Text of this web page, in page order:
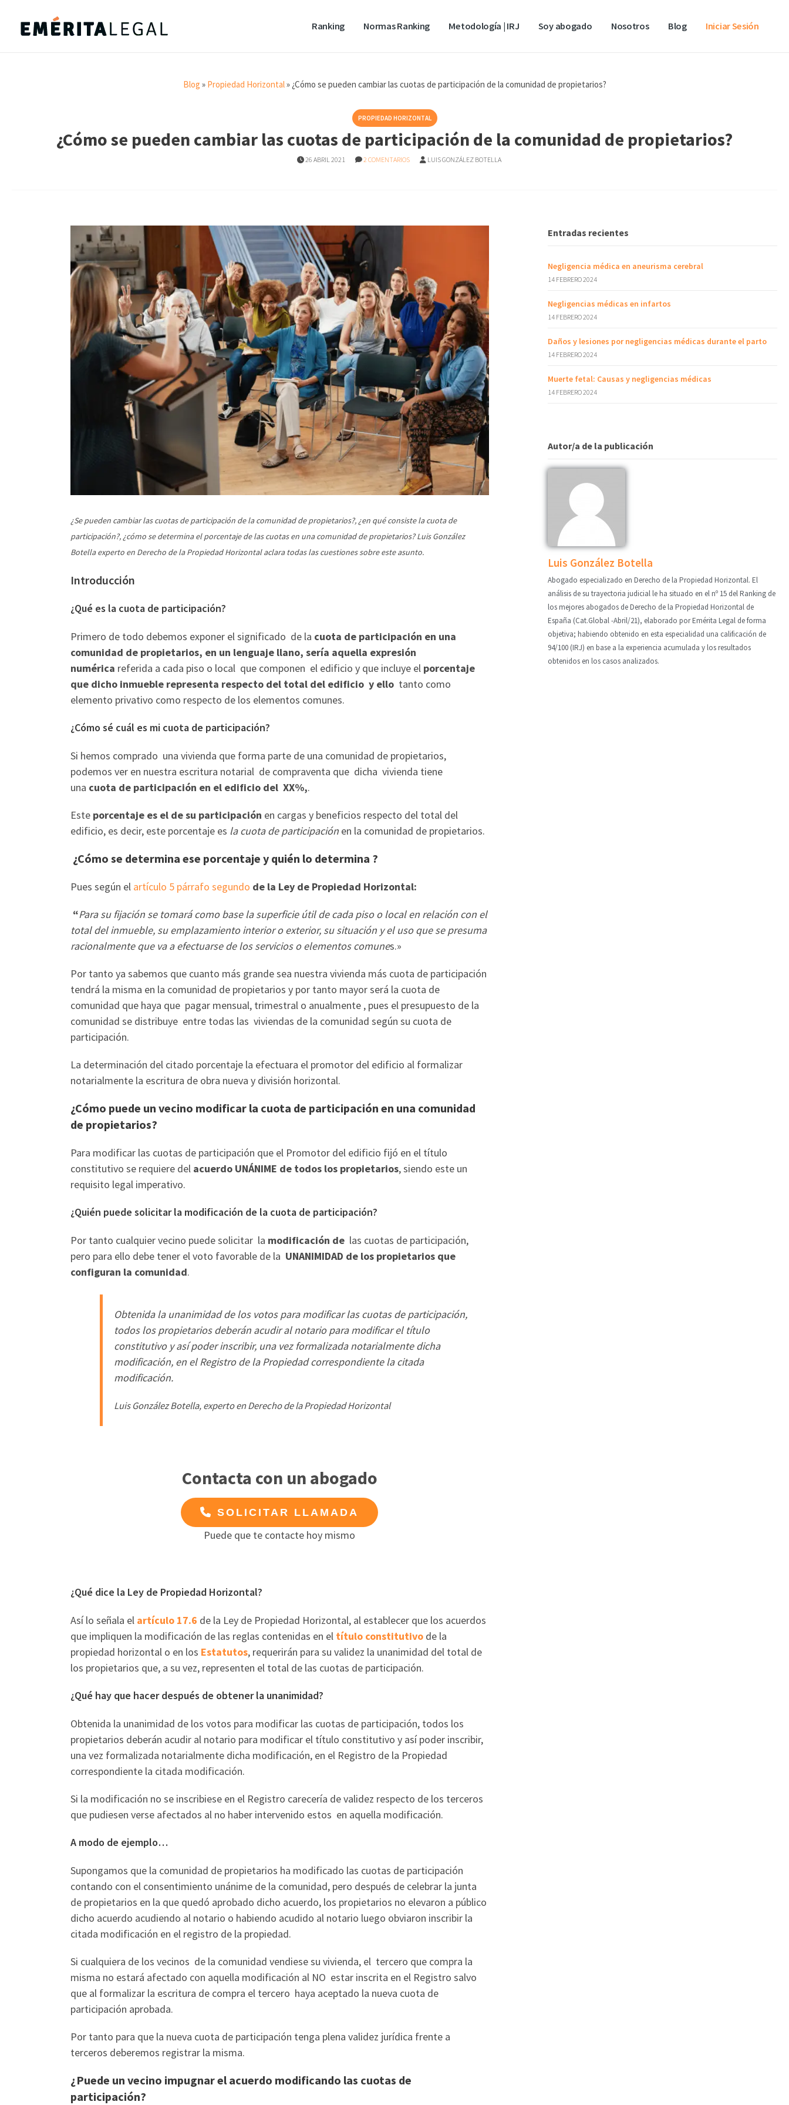
Ranking Normas Ranking Metodología | IRJ Soy abogado Nosotros Blog Iniciar Sesión
Blog » Propiedad Horizontal» ¿Cómo se pueden cambiar las cuotas de participación de la comunidad de propietarios?
PROPIEDAD HORIZONTAL
¿Cómo se pueden cambiar las cuotas de participación de la comunidad de propietarios?
26 ABRIL 2021 2 COMENTARIOS LUIS GONZÁLEZ BOTELLA
¿Se pueden cambiar las cuotas de participación de la comunidad de propietarios?, ¿en qué consiste la cuota de
participación?, ¿cómo se determina el porcentaje de las cuotas en una comunidad de propietarios? Luis González
Botella experto en Derecho de la Propiedad Horizontal aclara todas las cuestiones sobre este asunto.
Introducción
¿Qué es la cuota de participación?
Primero de todo debemos exponer el significado de la cuota de participación en una
comunidad de propietarios, en un lenguaje llano, sería aquella expresión
numérica referida a cada piso o local que componen el edificio y que incluye el porcentaje
que dicho inmueble representa respecto del total del edificio y ello tanto como
elemento privativo como respecto de los elementos comunes.
¿Cómo sé cuál es mi cuota de participación?
Si hemos comprado una vivienda que forma parte de una comunidad de propietarios,
podemos ver en nuestra escritura notarial de compraventa que dicha vivienda tiene
una cuota de participación en el edificio del XX%,.
Este porcentaje es el de su participación en cargas y beneficios respecto del total del
edificio, es decir, este porcentaje es la cuota de participación en la comunidad de propietarios.
¿Cómo se determina ese porcentaje y quién lo determina ?
Pues según el artículo 5 párrafo segundo de la Ley de Propiedad Horizontal:
“Para su fijación se tomará como base la superficie útil de cada piso o local en relación con el
total del inmueble, su emplazamiento interior o exterior, su situación y el uso que se presuma
racionalmente que va a efectuarse de los servicios o elementos comunes.»
Por tanto ya sabemos que cuanto más grande sea nuestra vivienda más cuota de participación
tendrá la misma en la comunidad de propietarios y por tanto mayor será la cuota de
comunidad que haya que pagar mensual, trimestral o anualmente , pues el presupuesto de la
comunidad se distribuye entre todas las viviendas de la comunidad según su cuota de
participación.
La determinación del citado porcentaje la efectuara el promotor del edificio al formalizar
notarialmente la escritura de obra nueva y división horizontal.
¿Cómo puede un vecino modificar la cuota de participación en una comunidad
de propietarios?
Para modificar las cuotas de participación que el Promotor del edificio fijó en el título
constitutivo se requiere del acuerdo UNÁNIME de todos los propietarios, siendo este un
requisito legal imperativo.
¿Quién puede solicitar la modificación de la cuota de participación?
Por tanto cualquier vecino puede solicitar la modificación de las cuotas de participación,
pero para ello debe tener el voto favorable de la UNANIMIDAD de los propietarios que
configuran la comunidad.
Obtenida la unanimidad de los votos para modificar las cuotas de participación,
todos los propietarios deberán acudir al notario para modificar el título
constitutivo y así poder inscribir, una vez formalizada notarialmente dicha
modificación, en el Registro de la Propiedad correspondiente la citada
modificación.
Luis González Botella, experto en Derecho de la Propiedad Horizontal
Contacta con un abogado
SOLICITAR LLAMADA
Puede que te contacte hoy mismo
¿Qué dice la Ley de Propiedad Horizontal?
Así lo señala el artículo 17.6 de la Ley de Propiedad Horizontal, al establecer que los acuerdos
que impliquen la modificación de las reglas contenidas en el título constitutivo de la
propiedad horizontal o en los Estatutos, requerirán para su validez la unanimidad del total de
los propietarios que, a su vez, representen el total de las cuotas de participación.
¿Qué hay que hacer después de obtener la unanimidad?
Obtenida la unanimidad de los votos para modificar las cuotas de participación, todos los
propietarios deberán acudir al notario para modificar el título constitutivo y así poder inscribir,
una vez formalizada notarialmente dicha modificación, en el Registro de la Propiedad
correspondiente la citada modificación.
Si la modificación no se inscribiese en el Registro carecería de validez respecto de los terceros
que pudiesen verse afectados al no haber intervenido estos en aquella modificación.
A modo de ejemplo…
Supongamos que la comunidad de propietarios ha modificado las cuotas de participación
contando con el consentimiento unánime de la comunidad, pero después de celebrar la junta
de propietarios en la que quedó aprobado dicho acuerdo, los propietarios no elevaron a público
dicho acuerdo acudiendo al notario o habiendo acudido al notario luego obviaron inscribir la
citada modificación en el registro de la propiedad.
Si cualquiera de los vecinos de la comunidad vendiese su vivienda, el tercero que compra la
misma no estará afectado con aquella modificación al NO estar inscrita en el Registro salvo
que al formalizar la escritura de compra el tercero haya aceptado la nueva cuota de
participación aprobada.
Por tanto para que la nueva cuota de participación tenga plena validez jurídica frente a
terceros deberemos registrar la misma.
¿Puede un vecino impugnar el acuerdo modificando las cuotas de
participación?
Entradas recientes
Negligencia médica en aneurisma cerebral
14 FEBRERO 2024
Negligencias médicas en infartos
14 FEBRERO 2024
Daños y lesiones por negligencias médicas durante el parto
14 FEBRERO 2024
Muerte fetal: Causas y negligencias médicas
14 FEBRERO 2024
Autor/a de la publicación
Luis González Botella
Abogado especializado en Derecho de la Propiedad Horizontal. El
análisis de su trayectoria judicial le ha situado en el nº 15 del Ranking de
los mejores abogados de Derecho de la Propiedad Horizontal de
España (Cat.Global -Abril/21), elaborado por Emérita Legal de forma
objetiva; habiendo obtenido en esta especialidad una calificación de
94/100 (IRJ) en base a la experiencia acumulada y los resultados
obtenidos en los casos analizados.